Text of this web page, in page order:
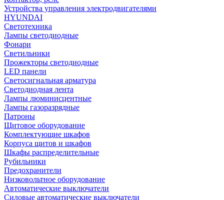
Устройства управления электродвигателями
HYUNDAI
Светотехника
Лампы светодиодные
Фонари
Светильники
Прожекторы светодиодные
LED панели
Светосигнальная арматура
Светодиодная лента
Лампы люминисцентные
Лампы газоразрядные
Патроны
Щитовое оборудование
Комплектующие шкафов
Корпуса щитов и шкафов
Шкафы распределительные
Рубильники
Предохранители
Низковольтное оборудование
Автоматические выключатели
Силовые автоматические выключатели